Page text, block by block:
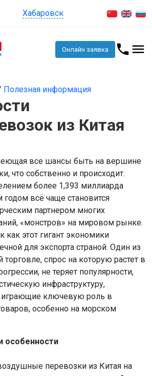
Хабаровск
Онлайн заявка
Полезная информация
из Китая
все шансы быть на вершине
что собственно и происходит.
более 1,393 миллиарда
всё чаще становится
партнером многих
«монстров» на мировом рынке.
как этот гигант экономики
для экспорта страной. Один из
спрос на которую растет в
не теряет популярности,
инфраструктуру,
играющие ключевую роль в
особенно на морском
особенности
перевозки из Китая на